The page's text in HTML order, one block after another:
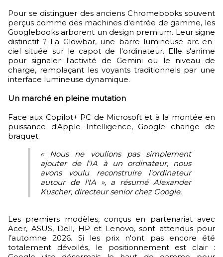
Pour se distinguer des anciens Chromebooks souvent
perçus comme des machines d'entrée de gamme, les
Googlebooks arborent un design premium. Leur signe
distinctif ? La Glowbar, une barre lumineuse arc-en-
ciel située sur le capot de l'ordinateur. Elle s'anime
pour signaler l'activité de Gemini ou le niveau de
charge, remplaçant les voyants traditionnels par une
interface lumineuse dynamique.
Un marché en pleine mutation
Face aux Copilot+ PC de Microsoft et à la montée en
puissance d'Apple Intelligence, Google change de
braquet.
« Nous ne voulions pas simplement
ajouter de l'IA à un ordinateur, nous
avons voulu reconstruire l'ordinateur
autour de l'IA », a résumé Alexander
Kuscher, directeur senior chez Google.
Les premiers modèles, conçus en partenariat avec
Acer, ASUS, Dell, HP et Lenovo, sont attendus pour
l’automne 2026. Si les prix n'ont pas encore été
totalement dévoilés, le positionnement est clair :